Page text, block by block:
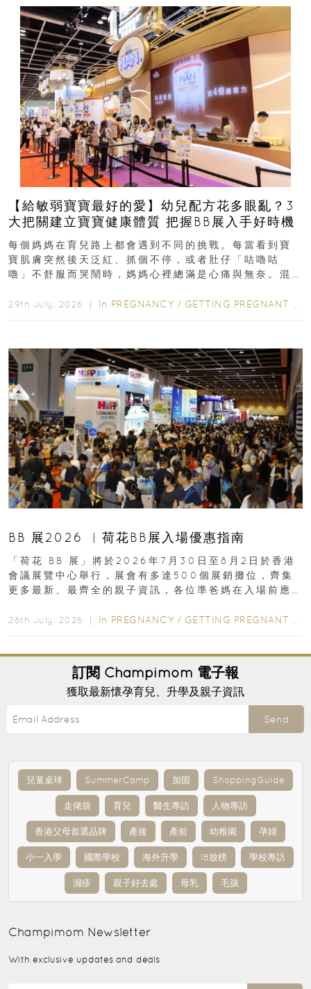
【給敏弱寶寶最好的愛】幼兒配方花多眼亂？3
大把關建立寶寶健康體質 把握BB展入手好時機
每個媽媽在育兒路上都會遇到不同的挑戰。每當看到寶
寶肌膚突然後天泛紅、抓個不停，或者肚仔「咕嚕咕
嚕」不舒服而哭鬧時，媽媽心裡總滿是心痛與無奈。混
29th July, 2026 ｜ In PREGNANCY / GETTING PREGNANT
BB 展2026 ︳荷花BB展入場優惠指南
「荷花 BB 展」將於2026年7月30日至8月2日於香港
會議展覽中心舉行，展會有多達500個展銷攤位，齊集
更多最新、最齊全的親子資訊，各位準爸媽在入場前應
28th July, 2026 ｜ In PREGNANCY / GETTING PREGNANT
訂閱 Champimom 電子報
獲取最新懷孕育兒、升學及親子資訊
Send
兒童桌球 SummerCamp 加固 ShoppingGuide
走佬袋 育兒 醫生專訪 人物專訪
香港父母首選品牌 產後 產前 幼稚園 孕婦
小一入學 國際學校 海外升學 IB放榜 學校專訪
濕疹 親子好去處 母乳 毛孩
Champimom Newsletter
With exclusive updates and deals